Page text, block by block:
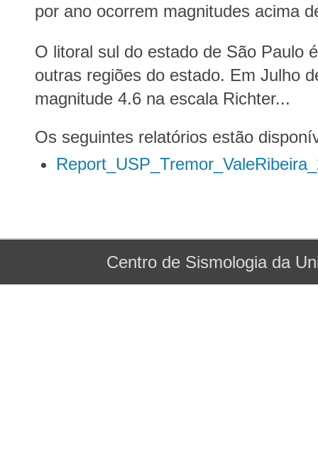
por ano ocorrem magnitudes acima
O litoral sul do estado de São Paulo
outras regiões do estado. Em Julho
magnitude 4.6 na escala Richter...
Os seguintes relatórios estão
Centro de Sismologia da